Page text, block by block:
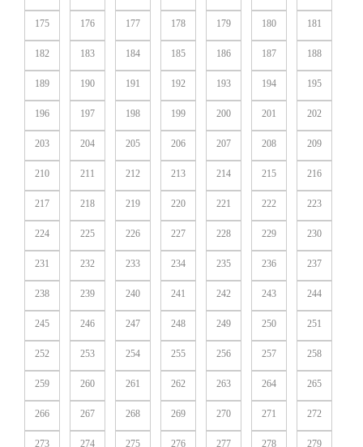
175 176 177 178 179 180 181
182 183 184 185 186 187 188
189 190 191 192 193 194 195
196 197 198 199 200 201 202
203 204 205 206 207 208 209
210 211 212 213 214 215 216
217 218 219 220 221 222 223
224 225 226 227 228 229 230
231 232 233 234 235 236 237
238 239 240 241 242 243 244
245 246 247 248 249 250 251
252 253 254 255 256 257 258
259 260 261 262 263 264 265
266 267 268 269 270 271 272
273 274 275 276 277 278 279